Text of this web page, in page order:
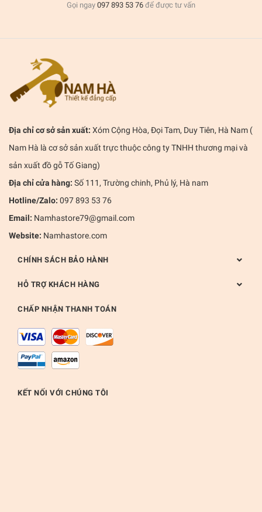
Gọi ngay 097 893 53 76 để được tư vấn
Địa chỉ cơ sở sản xuất: Xóm Cộng Hòa, Đọi Tam, Duy Tiên, Hà Nam (
Nam Hà là cơ sở sản xuất trực thuộc công ty TNHH thương mại và
sản xuất đồ gỗ Tố Giang)
Địa chỉ cửa hàng: Số 111, Trường chinh, Phủ lý, Hà nam
Hotline/Zalo: 097 893 53 76
Email: Namhastore79@gmail.com
Website: Namhastore.com
CHÍNH SÁCH BẢO HÀNH
HỖ TRỢ KHÁCH HÀNG
CHẤP NHẬN THANH TOÁN
KẾT NỐI VỚI CHÚNG TÔI